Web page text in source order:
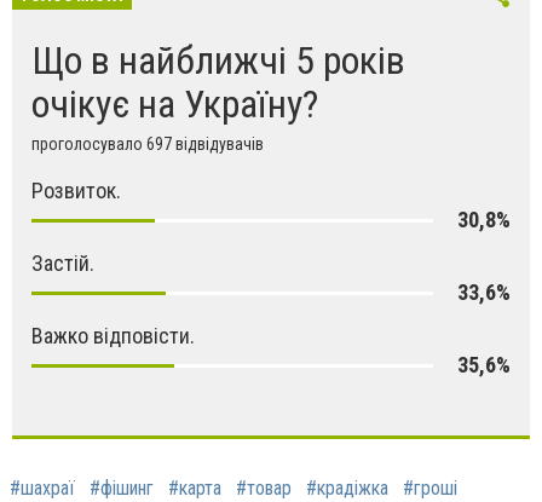
Що в найближчі 5 років
очікує на Україну?
проголосувало 697 відвідувачів
Розвиток.
30,8%
Застій.
33,6%
Важко відповісти.
35,6%
#шахраї #фішинг #карта #товар #крадіжка #гроші